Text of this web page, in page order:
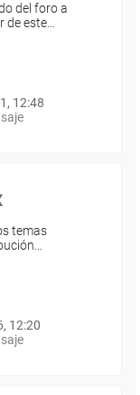
del foro a
este…
12:48
temas
12:20